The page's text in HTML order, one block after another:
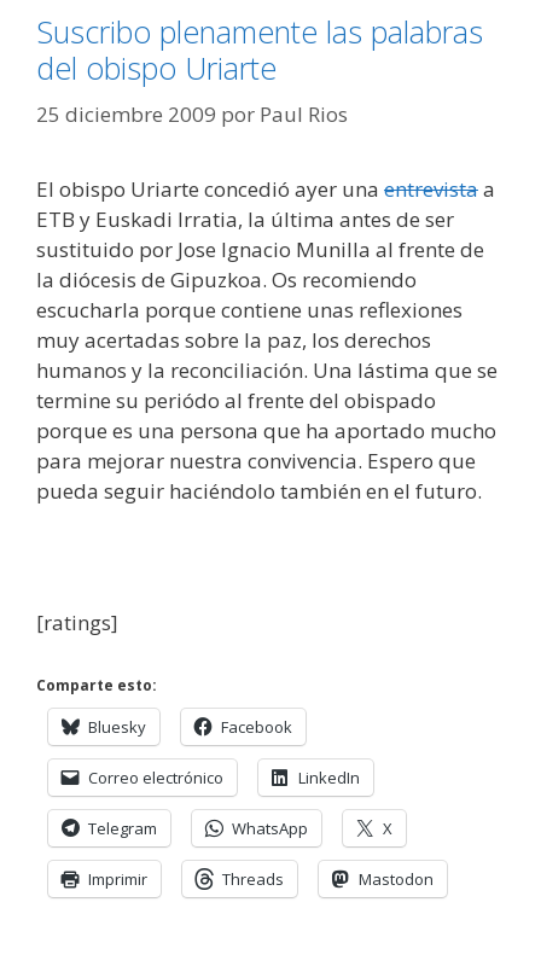
Suscribo plenamente las palabras
del obispo Uriarte
25 diciembre 2009 por Paul Rios
El obispo Uriarte concedió ayer una entrevistaa
ETB y Euskadi Irratia, la última antes de ser
sustituido por Jose Ignacio Munilla al frente de
la diócesis de Gipuzkoa. Os recomiendo
escucharla porque contiene unas reflexiones
muy acertadas sobre la paz, los derechos
humanos y la reconciliación. Una lástima que se
termine su periódo al frente del obispado
porque es una persona que ha aportado mucho
para mejorar nuestra convivencia. Espero que
pueda seguir haciéndolo también en el futuro.
[ratings]
Comparte esto:
Bluesky Facebook
Correo electrónico LinkedIn
Telegram WhatsApp X
Imprimir Threads Mastodon